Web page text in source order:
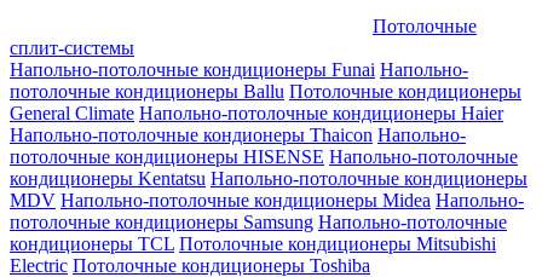
Потолочные
сплит-системы
Напольно-потолочные кондиционеры Funai Напольно-
потолочные кондиционеры Ballu Потолочные кондиционеры
General Climate Напольно-потолочные кондиционеры Haier
Напольно-потолочные кондионеры Thaicon Напольно-
потолочные кондиционеры HISENSE Напольно-потолочные
кондиционеры Kentatsu Напольно-потолочные кондиционеры
MDV Напольно-потолочные кондиционеры Midea Напольно-
потолочные кондиционеры Samsung Напольно-потолочные
кондиционеры TCL Потолочные кондиционеры Mitsubishi
Electric Потолочные кондиционеры Toshiba